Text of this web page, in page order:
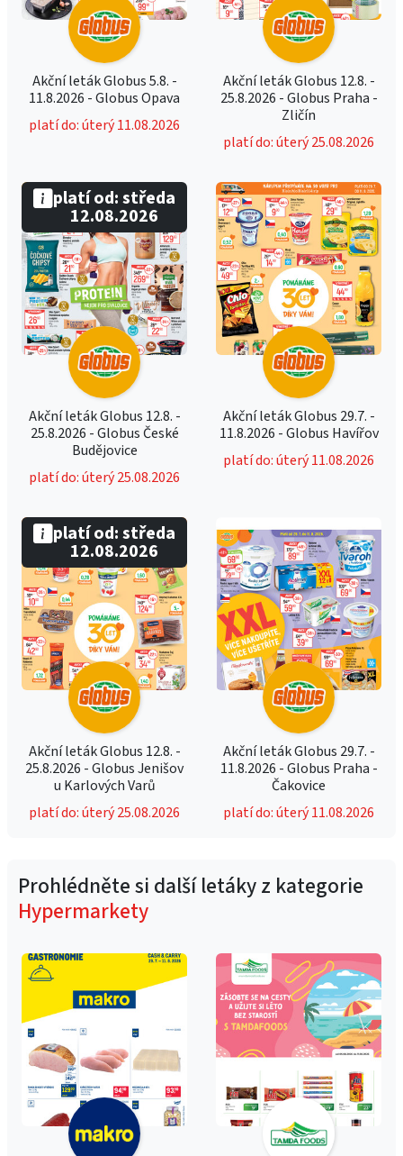
Akční leták Globus 5.8. -
11.8.2026 - Globus Opava
platí do: úterý 11.08.2026
Akční leták Globus 12.8. -
25.8.2026 - Globus Praha -
Zličín
platí do: úterý 25.08.2026
Akční leták Globus 12.8. -
25.8.2026 - Globus České
Budějovice
platí do: úterý 25.08.2026
platí od: středa
12.08.2026
Akční leták Globus 29.7. -
11.8.2026 - Globus Havířov
platí do: úterý 11.08.2026
Akční leták Globus 12.8. -
25.8.2026 - Globus Jenišov
u Karlových Varů
platí do: úterý 25.08.2026
platí od: středa
12.08.2026
Akční leták Globus 29.7. -
11.8.2026 - Globus Praha -
Čakovice
platí do: úterý 11.08.2026
Prohlédněte si další letáky z kategorie
Hypermarkety